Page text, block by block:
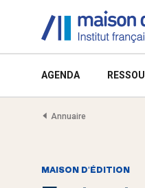
AGENDA
Annuaire
MAISON D'ÉDITION